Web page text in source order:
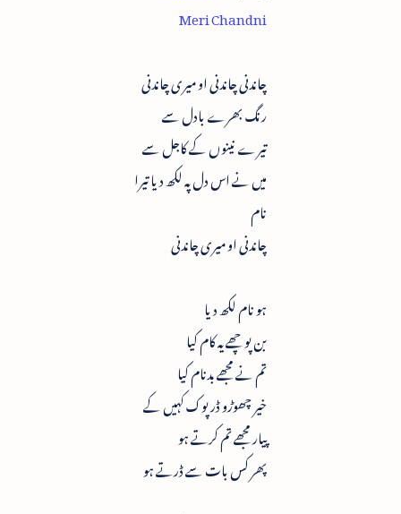
Meri Chandni
چاندنی چاندنی او میری چاندنی
رنگ بھرے بادل سے
تیرے نینوں کے کاجل سے
میں نے اس دل پہ لکھ دیا تیرا
نام
چاندنی او میری چاندنی
ہو نام لکھ دیا
بن پوچھے یہ کام کیا
تم نے مجھے بدنام کیا
خیر چھوڑو ڈرپوک کہیں کے
پیار مجھے تم کرتے ہو
پھر کس بات سے ڈرتے ہو